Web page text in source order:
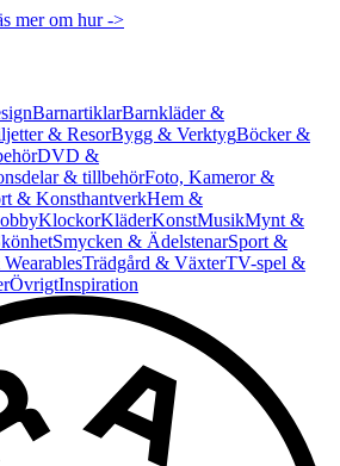
mer om hur ->
BarnartiklarBarnkläder &
& ResorBygg & VerktygBöcker &
DVD &
& tillbehörFoto, Kameror &
& KonsthantverkHem &
KlockorKläderKonstMusikMynt &
Smycken & ÄdelstenarSport &
Trädgård & VäxterTV-spel &
ÖvrigtInspiration